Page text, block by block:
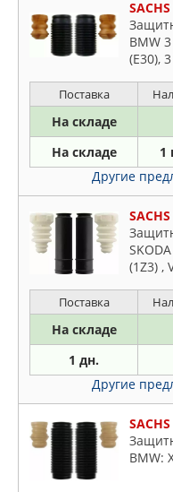
DENCKERMAN
DOMINANT
FEBEST
FEBI
FENOX
FIESTROCO
GANZ
GM
GP
HOLA
HONDA
HYUNDAI-KIA
JIKIU
JP GROUP
KIA
KORTEX
KYB
Ford
Honda
Lancia
Lexus
Mazda
Mercedes
Mitsubishi
Nissan
Opel
Peugeot
Plymouth
Saab
Seat
BMW
(E30),
(E34),
(E38)
Поставка
На складе
На складе 1
Другие
(1Z3) ,
GOLF
JETTA
Поставка
На складе
1 дн.
Другие
BMW: